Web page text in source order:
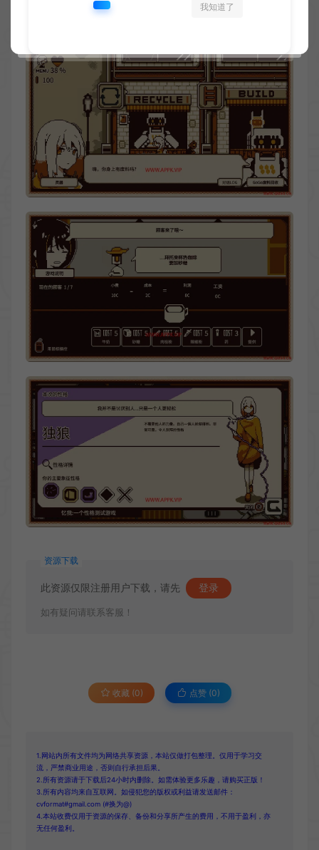
资源下载
此资源仅限注册用户下载，请先 登录
如有疑问请联系客服！
收藏 (0) 点赞 (0)
1.网站内所有文件均为网络共享资源，本站仅做打包整理。仅用于学习交
流，严禁商业用途，否则自行承担后果。
2.所有资源请于下载后24小时内删除。如需体验更多乐趣，请购买正版！
3.所有内容均来自互联网。如侵犯您的版权或利益请发送邮件：
cvformat#gmail.com (#换为@)
4.本站收费仅用于资源的保存、备份和分享所产生的费用，不用于盈利，亦
无任何盈利。
我知道了